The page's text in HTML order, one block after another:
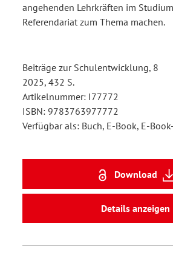
angehenden Lehrkräften im
Referendariat zum Thema machen.
Beiträge zur Schulentwicklung, 8
2025, 432 S.
Artikelnummer: I77772
ISBN: 9783763977772
Verfügbar als: Buch, E-Book, E-
Download
Details anzeigen